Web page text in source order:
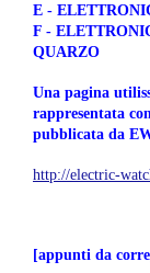
E -
F -
QUARZO
Una pagina
rappresentata
pubblicata da
http://electric-
[appunti da